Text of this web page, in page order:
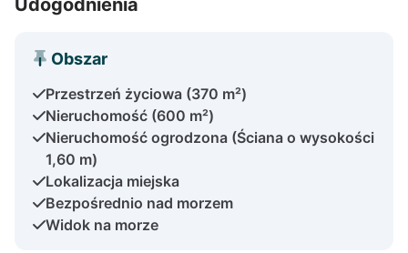
Obszar
Przestrzeń życiowa (370 m²)
Nieruchomość (600 m²)
Nieruchomość ogrodzona (Ściana o wysokości
1,60 m)
Lokalizacja miejska
Bezpośrednio nad morzem
Widok na morze